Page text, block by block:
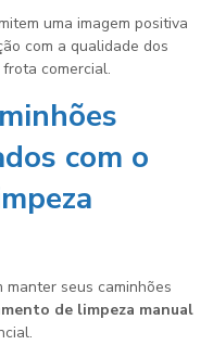
uma imagem positiva
com a qualidade dos
comercial.
com o
seus caminhões
de limpeza manual